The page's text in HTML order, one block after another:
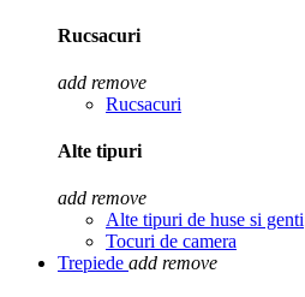
Rucsacuri
add remove
Rucsacuri
Alte tipuri
add remove
Alte tipuri de huse si genti
Tocuri de camera
Trepiede add remove